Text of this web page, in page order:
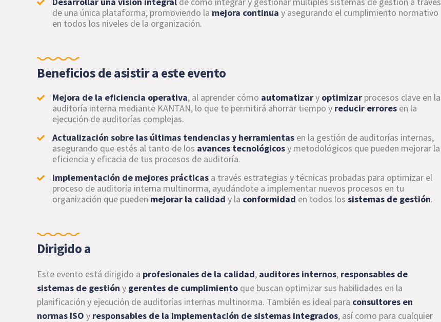
de una única plataforma, promoviendo la mejora continua y asegurando el cumplimiento normativo
en todos los niveles de la organización.
Beneficios de asistir a este evento
Mejora de la eficiencia operativa, al aprender cómo automatizary optimizar procesos clave en la
auditoría interna mediante KANTAN, lo que te permitirá ahorrar tiempo y reducir errores en la
ejecución de auditorías complejas.
Actualización sobre las últimas tendencias y herramientas en la gestión de auditorías internas,
asegurando que estés al tanto de los avances tecnológicosy metodológicos que pueden mejorar la
eficiencia y eficacia de tus procesos de auditoría.
Implementación de mejores prácticas a través estrategias y técnicas probadas para optimizar el
proceso de auditoría interna multinorma, ayudándote a implementar nuevos procesos en tu
organización que pueden mejorar la calidad y la conformidad en todos los sistemas de gestión.
Dirigido a
Este evento está dirigido a profesionales de la calidad, auditores internos, responsables de
sistemas de gestión y gerentes de cumplimiento que buscan optimizar sus habilidades en la
planificación y ejecución de auditorías internas multinorma. También es ideal para consultores en
normas ISO y responsables de la implementación de sistemas integrados, así como para cualquier